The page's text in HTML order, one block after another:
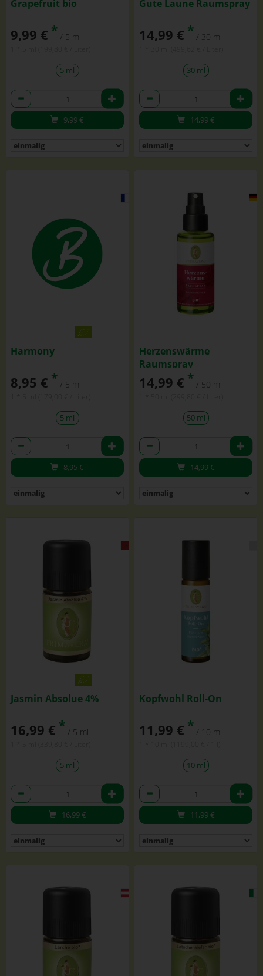
Grapefruit bio
9,99 € * / 5 ml
5 ml
Anzahl
9,99€
Gute Laune Raumspray
14,99 € * / 30 ml
30 ml
Anzahl
14,99€
Harmony
8,95 € * / 5 ml
5 ml
Anzahl
8,95€
Herzenswärme
Raumspray
14,99 € * / 50 ml
50 ml
Anzahl
14,99€
Jasmin Absolue 4%
16,99 € * / 5 ml
5 ml
Anzahl
16,99€
Kopfwohl Roll-On
11,99 € * / 10 ml
10 ml
Anzahl
11,99€